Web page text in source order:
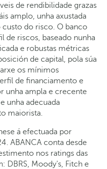
de rendibilidade grazas
amplo, unha axustada
custo do risco. O banco
de riscos, baseado nunha
e robustas métricas
de capital, pola súa
os mínimos
de financiamento e
unha ampla e crecente
unha adecuada
maiorista.
á efectuada por
ABANCA conta desde
nos ratings das
DBRS, Moody's, Fitch e